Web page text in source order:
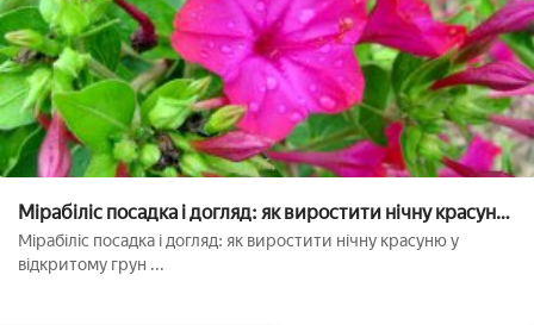
Мірабіліс посадка і догляд: як виростити нічну красуню
у відкритому грунті
Мірабіліс посадка і догляд: як виростити нічну красуню у
відкритому грун ...